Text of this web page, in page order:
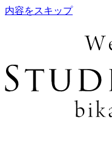
内容をスキップ